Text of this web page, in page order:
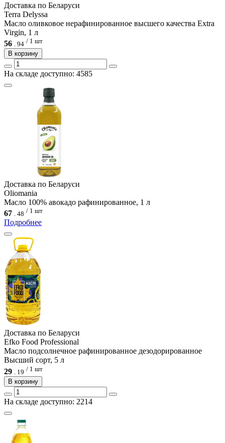
Доcтавка по Беларуси
Terra Delyssa
Масло оливковое нерафинированное высшего качества Extra
Virgin, 1 л
56 . 94 / 1 шт
В корзину
На складе доступно: 4585
Доcтавка по Беларуси
Oliomania
Масло 100% авокадо рафинированное, 1 л
67 . 48 / 1 шт
Подробнее
Доcтавка по Беларуси
Efko Food Professional
Масло подсолнечное рафинированное дезодорированное
Высший сорт, 5 л
29
19 / 1 шт
В корзину
На складе доступно: 2214